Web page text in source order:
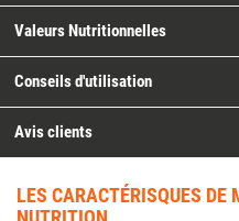
Valeurs Nutritionnelles
Conseils d'utilisation
Avis clients
LES CARACTÉRISQUES